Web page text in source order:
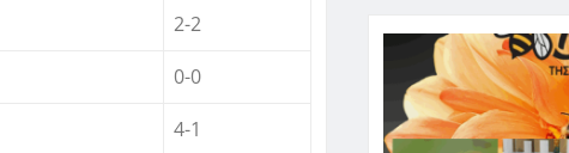
2-2
0-0
4-1